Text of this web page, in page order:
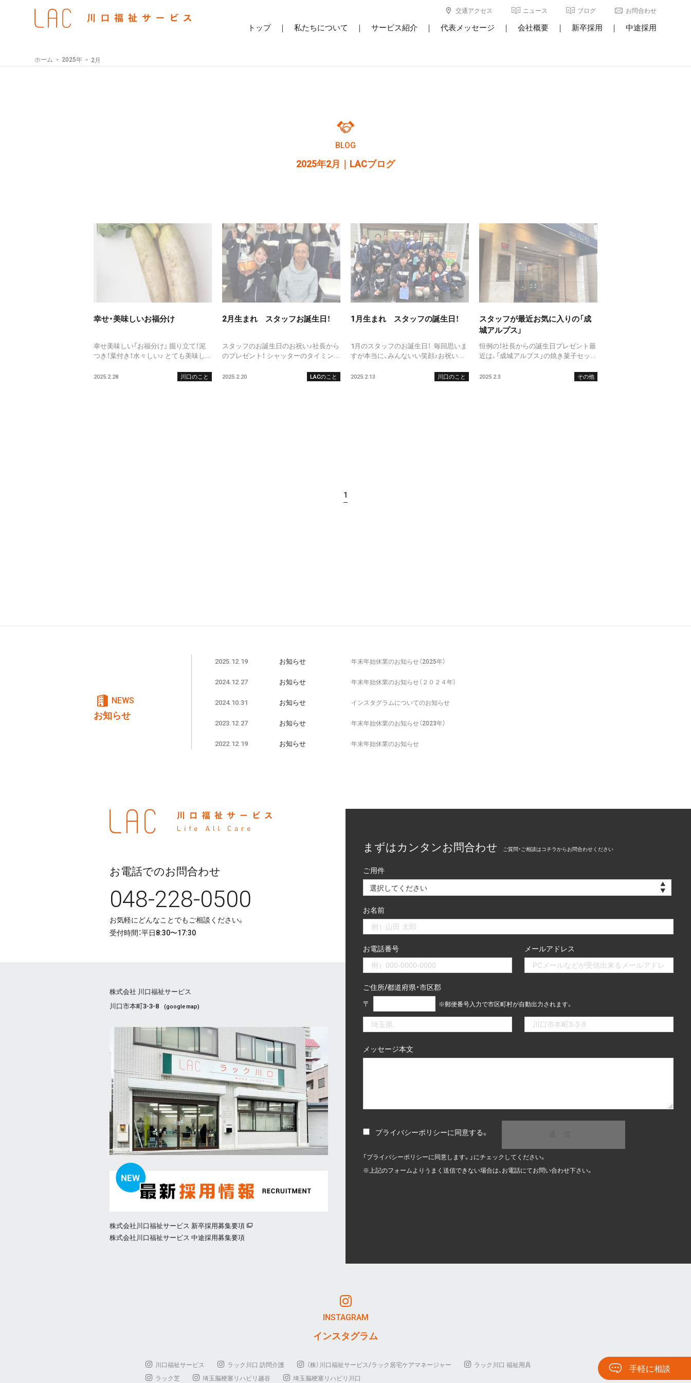
交通アクセス ニュース ブログ お問合わせ
トップ ｜ 私たちについて ｜ サービス紹介 ｜ 代表メッセージ ｜ 会社概要 ｜ 新卒採用 ｜ 中途採用
ホーム 2025年 2月
BLOG
2025年2月 ｜LACブログ
幸せ・美味しいお福分け
幸せ美味しい「お福分け」 掘り立て！泥
つき！葉付き！水々しい♪ とても美味し...
2025.2.28 川口のこと
2月生まれ スタッフお誕生日！
スタッフのお誕生日のお祝い♪社長から
のプレゼント！ シャッターのタイミン...
2025.2.20 LACのこと
1月生まれ スタッフの誕生日！
1月のスタッフのお誕生日！ 毎回思いま
すが本当に、みんないい笑顔♪お祝い...
2025.2.13 川口のこと
スタッフが最近お気に入りの「成
城アルプス」
恒例の！社長からの誕生日プレゼント最
近は、「成城アルプス」の焼き菓子セッ...
2025.2.3 その他
1
NEWS
お知らせ
2025.12.19 お知らせ 年末年始休業のお知らせ（2025年）
2024.12.27 お知らせ 年末年始休業のお知らせ（２０２４年）
2024.10.31 お知らせ インスタグラムについてのお知らせ
2023.12.27 お知らせ 年末年始休業のお知らせ（2023年）
2022.12.19 お知らせ 年末年始休業のお知らせ
お電話でのお問合わせ
048-228-0500
お気軽にどんなことでもご相談ください。
受付時間：平日8:30〜17:30
株式会社 川口福祉サービス
川口市本町3-3-8
(google map)
株式会社川口福祉サービス 新卒採用募集要項
株式会社川口福祉サービス 中途採用募集要項
まずはカンタンお問合わせ ご質問・ご相談はコチラからお問合わせください
ご用件
選択してください
お名前
お電話番号 メールアドレス
ご住所/都道府県・市区郡
〒
※郵便番号入力で市区町村が自動出力されます。
メッセージ本文
プライバシーポリシーに同意する。
「プライバシーポリシーに同意します。」にチェックしてください。
※ 上記のフォームよりうまく送信できない場合は、お電話にてお問い合わせ下さい。
INSTAGRAM
インスタグラム
川口福祉サービス ラック川口 訪問介護 （株）川口福祉サービス/ラック居宅ケアマネージャー
ラック川口 福祉用具
ラック芝
埼玉脳梗塞リハビリ越谷 埼玉脳梗塞リハビリ川口
手軽に相談